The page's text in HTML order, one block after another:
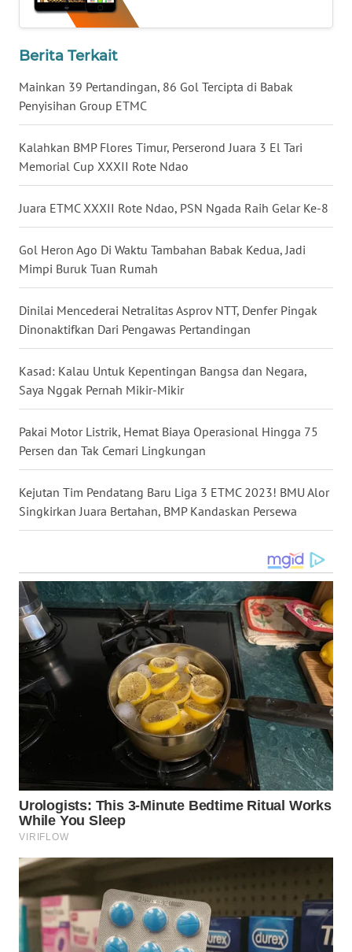
Berita Terkait
Mainkan 39 Pertandingan, 86 Gol Tercipta di Babak
Penyisihan Group ETMC
Kalahkan BMP Flores Timur, Perserond Juara 3 El Tari
Memorial Cup XXXII Rote Ndao
Juara ETMC XXXII Rote Ndao, PSN Ngada Raih Gelar Ke-8
Gol Heron Ago Di Waktu Tambahan Babak Kedua, Jadi
Mimpi Buruk Tuan Rumah
Dinilai Mencederai Netralitas Asprov NTT, Denfer Pingak
Dinonaktifkan Dari Pengawas Pertandingan
Kasad: Kalau Untuk Kepentingan Bangsa dan Negara,
Saya Nggak Pernah Mikir-Mikir
Pakai Motor Listrik, Hemat Biaya Operasional Hingga 75
Persen dan Tak Cemari Lingkungan
Kejutan Tim Pendatang Baru Liga 3 ETMC 2023! BMU Alor
Singkirkan Juara Bertahan, BMP Kandaskan Persewa
JATENG
WN
WN
WN
KALBAR
WN
KALTENG
WN
KALTARA
WN
KALSEL
KALTIM
WN
SULSEL
WN
GORONTALO
WN
SULUT
WN
MALUKU
WN
MALUT
WN
DAIRI